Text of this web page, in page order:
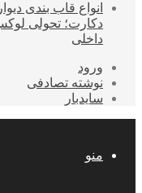
انواع قاب بندی
دکارت؛ تحولی
داخلی
ورود
نوشته تصادفی
سایدبار
منو